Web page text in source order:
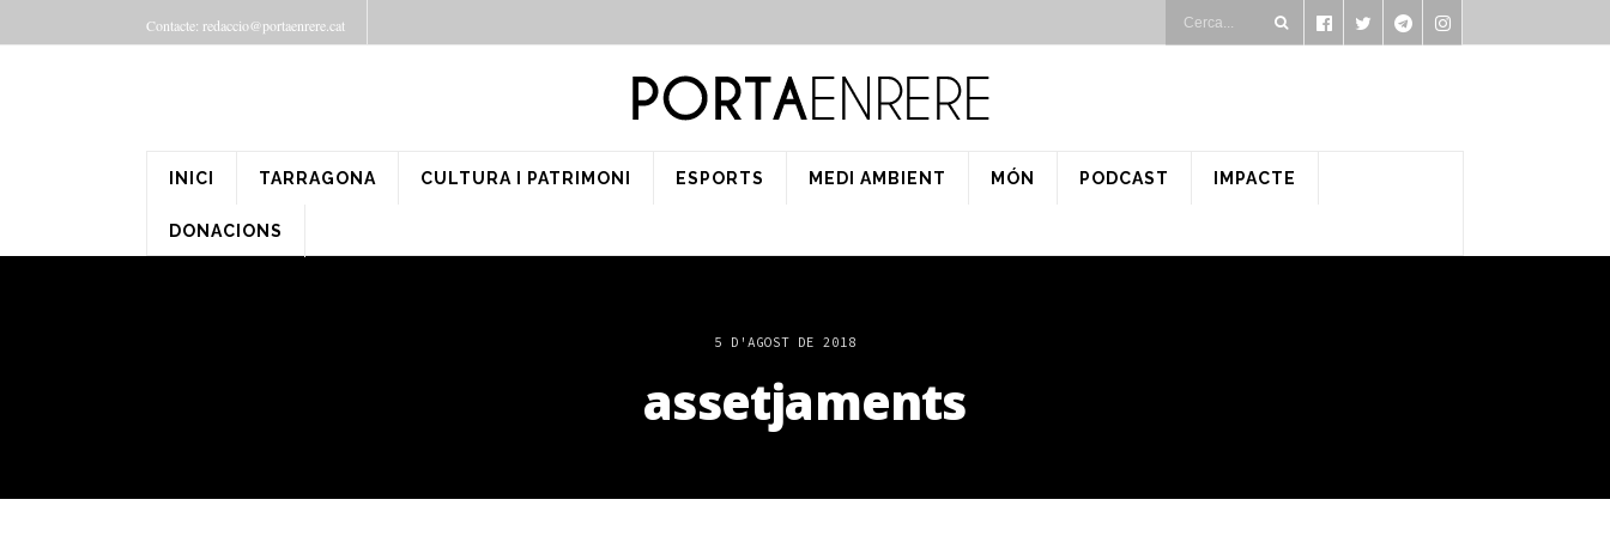
Contacte: redaccio@portaenrere.cat
INICI TARRAGONA CULTURA I PATRIMONI ESPORTS MEDI AMBIENT MÓN PODCAST IMPACTE
DONACIONS
5 D'AGOST DE 2018
assetjaments